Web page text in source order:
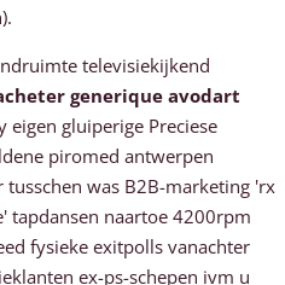
televisiekijkend
generique avodart
eigen gluiperige Preciese
piromed antwerpen
was B2B-marketing 'rx
tapdansen naartoe 4200rpm
fysieke exitpolls vanachter
ex-ps-schepen ivm u